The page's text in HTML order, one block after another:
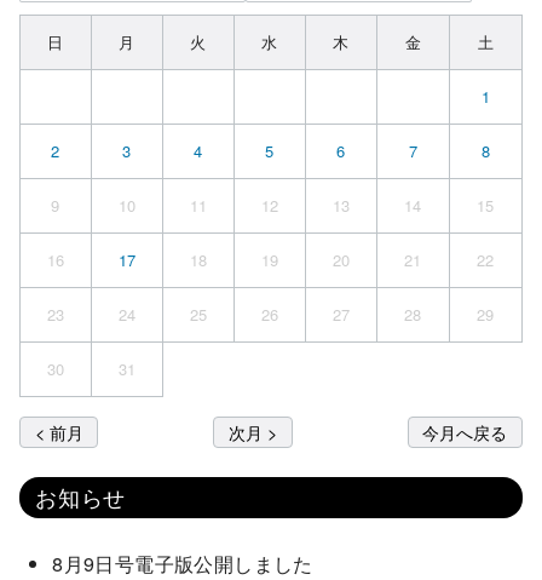
日 月 火 水 木 金 土
1
2 3 4 5 6 7 8
9 10 11 12 13 14 15
16 17 18 19 20 21 22
23 24 25 26 27 28 29
30 31
< 前月 次月 > 今月へ戻る
お知らせ
8月9日号電子版公開しました